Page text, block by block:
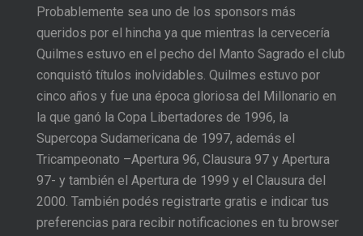
Probablemente sea uno de los sponsors más
queridos por el hincha ya que mientras la cervecería
Quilmes estuvo en el pecho del Manto Sagrado el club
conquistó títulos inolvidables. Quilmes estuvo por
cinco años y fue una época gloriosa del Millonario en
la que ganó la Copa Libertadores de 1996, la
Supercopa Sudamericana de 1997, además el
Tricampeonato –Apertura 96, Clausura 97 y Apertura
97- y también el Apertura de 1999 y el Clausura del
2000. También podés registrarte gratis e indicar tus
preferencias para recibir notificaciones en tu browser